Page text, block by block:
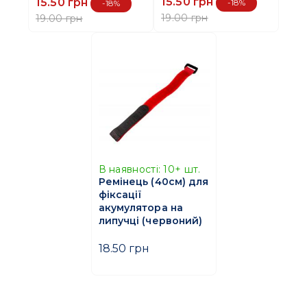
-18%
19.00 грн
-18%
19.00 грн
В наявності: 10+ шт.
Ремінець (40см) для
фіксації
акумулятора на
липучці (червоний)
18.50 грн